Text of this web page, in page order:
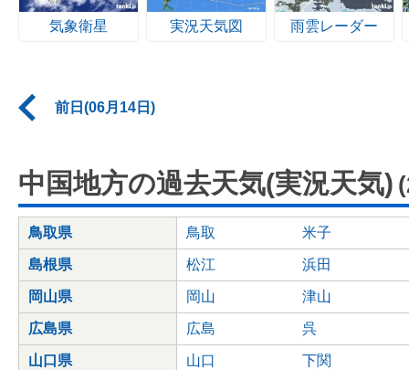
気象衛星 実況天気図 雨雲レーダー
前日(06月14日)
中国地方の過去天気(実況天気)
鳥取県 鳥取 米子
島根県 松江 浜田
岡山県 岡山 津山
広島県 広島 呉
山口県 山口 下関